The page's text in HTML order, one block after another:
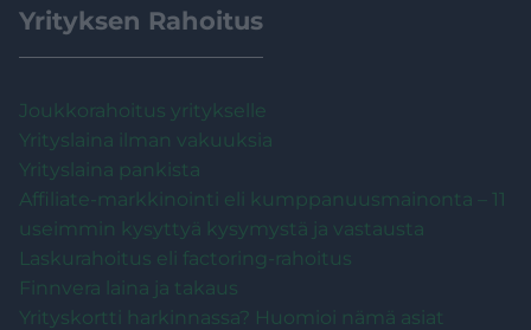
Yrityksen Rahoitus
Joukkorahoitus yritykselle
Yrityslaina ilman vakuuksia
Yrityslaina pankista
Affiliate-markkinointi eli kumppanuusmainonta – 11
useimmin kysyttyä kysymystä ja vastausta
Laskurahoitus eli factoring-rahoitus
Finnvera laina ja takaus
Yrityskortti harkinnassa? Huomioi nämä asiat